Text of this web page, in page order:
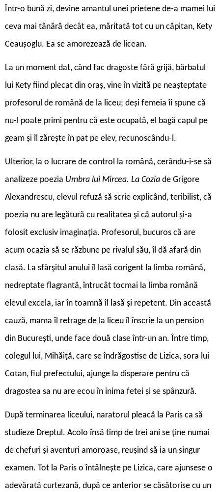
Într-o bună zi, devine amantul unei prietene de-a mamei lui
ceva mai tânără decât ea, măritată tot cu un căpitan, Kety
Ceaușoglu. Ea se amorezează de licean.
La un moment dat, când fac dragoste fără grijă, bărbatul
lui Kety fiind plecat din oraș, vine în vizită pe neașteptate
profesorul de română de la liceu; deși femeia îi spune că
nu-l poate primi pentru că este ocupată, el bagă capul pe
geam și îl zărește în pat pe elev, recunoscându-l.
Ulterior, la o lucrare de control la română, cerându-i-se să
analizeze poezia Umbra lui Mircea. La Cozia de Grigore
Alexandrescu, elevul refuză să scrie explicând, teribilist, că
poezia nu are legătură cu realitatea și că autorul și-a
folosit exclusiv imaginația. Profesorul, bucuros că are
acum ocazia să se răzbune pe rivalul său, îl dă afară din
clasă. La sfârșitul anului îl lasă corigent la limba română,
nedreptate flagrantă, întrucât tocmai la limba română
elevul excela, iar în toamnă îl lasă și repetent. Din această
cauză, mama îl retrage de la liceu îl înscrie la un pension
din București, unde face două clase într-un an. Între timp,
colegul lui, Mihăiță, care se îndrăgostise de Lizica, sora lui
Cotan, fiul prefectului, ajunge la disperare pentru că
dragostea sa nu are ecou în inima fetei și se spânzură.
După terminarea liceului, naratorul pleacă la Paris ca să
studieze Dreptul. Acolo însă timp de trei ani se ține numai
de chefuri și aventuri amoroase, reușind să ia un singur
examen. Tot la Paris o întâlnește pe Lizica, care ajunsese o
adevărată curtezană, după ce anterior se căsătorise cu un